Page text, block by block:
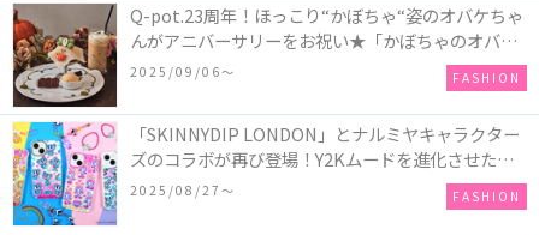
Q-pot.23周年！ほっこり“かぼちゃ“姿のオバケちゃ
んがアニバーサリーをお祝い★「かぼちゃのオバケ
ーキアクセサリー」が新発売！Q-pot CAFE.では
「かぼちゃのオバケーキプレート」も登場
2025/09/06〜 FASHION
「SKINNYDIP LONDON」とナルミヤキャラクター
ズのコラボが再び登場！Y2Kムードを進化させた新
作コレクションを発売♪
2025/08/27〜 FASHION